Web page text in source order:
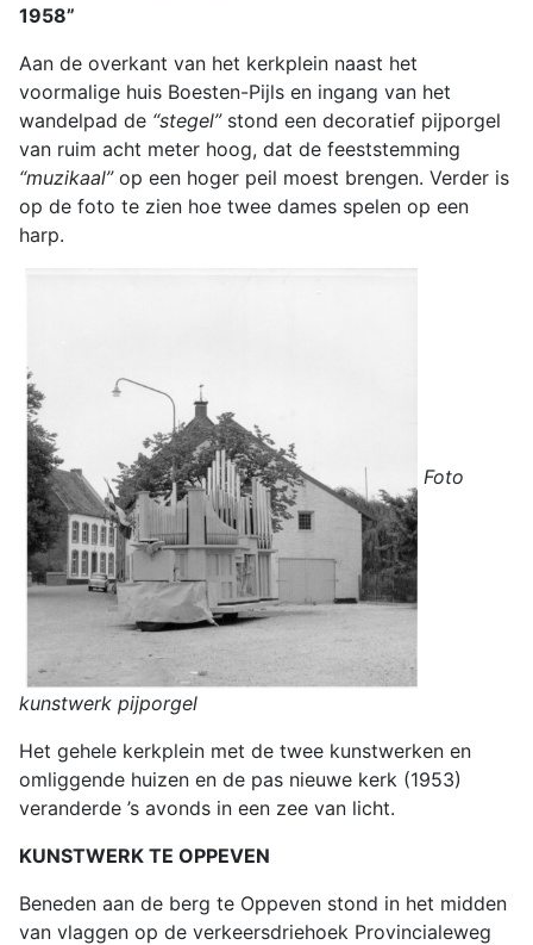
1958”
Aan de overkant van het kerkplein naast het
voormalige huis Boesten-Pijls en ingang van het
wandelpad de “stegel”stond een decoratief pijporgel
van ruim acht meter hoog, dat de feeststemming
“muzikaal”op een hoger peil moest brengen. Verder is
op de foto te zien hoe twee dames spelen op een
harp.
Foto
kunstwerk pijporgel
Het gehele kerkplein met de twee kunstwerken en
omliggende huizen en de pas nieuwe kerk (1953)
veranderde ’s avonds in een zee van licht.
KUNSTWERK TE OPPEVEN
Beneden aan de berg te Oppeven stond in het midden
van vlaggen op de verkeersdriehoek Provincialeweg